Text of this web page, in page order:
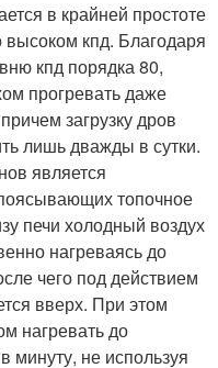
в крайней простоте
кпд. Благодаря
кпд порядка 80,
прогревать даже
загрузку дров
лишь дважды в сутки.
является
топочное
печи холодный воздух
нагреваясь до
чего под действием
вверх. При этом
нагревать до
минуту, не используя